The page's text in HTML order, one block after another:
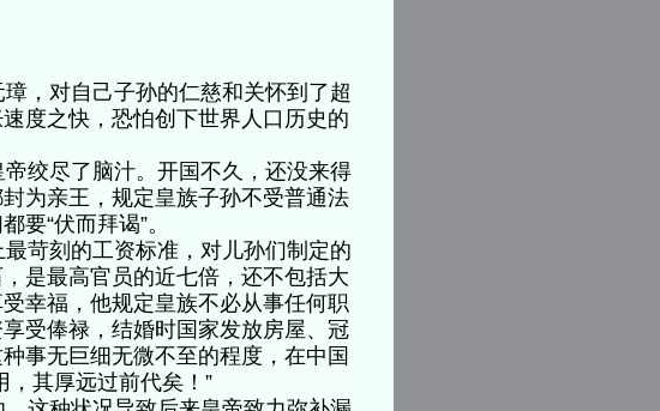
，对自己子孙的仁慈和关怀到了超
度之快，恐怕创下世界人口历史的
绞尽了脑汁。开国不久，还没来得
为亲王，规定皇族子孙不受普通法
都要“伏而拜谒”。
苛刻的工资标准，对儿孙们制定的
是最高官员的近七倍，还不包括大
幸福，他规定皇族不必从事任何职
受俸禄，结婚时国家发放房屋、冠
事无巨细无微不至的程度，在中国
，其厚远过前代矣！”